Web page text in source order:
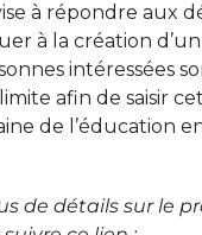
à répondre aux
à la création
intéressées
limite afin de saisir
de l’éducation
de détails sur le